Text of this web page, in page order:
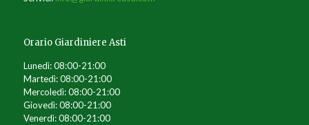
Orario Giardiniere Asti
Lunedì: 08:00-21:00
Martedì: 08:00-21:00
Mercoledì: 08:00-21:00
Giovedì: 08:00-21:00
Venerdì: 08:00-21:00